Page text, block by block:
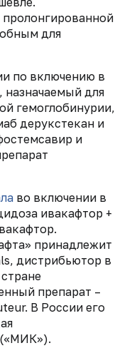
для
по включению в
для
гемоглобинурии,
дерукстекан и
и
во включении в
ивакафтор +
принадлежит
дистрибьютор в
препарат –
В России его
(«МИК»).